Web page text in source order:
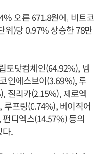
오른 671.8원에, 비트코
위)당 0.97% 상승한 78만
토닷컴체인(64.92%), 넴
인에스브이(3.69%), 루
질리카(2.15%), 제로엑
프링(0.74%), 베이직어
디엑스(14.57%) 등의
다.